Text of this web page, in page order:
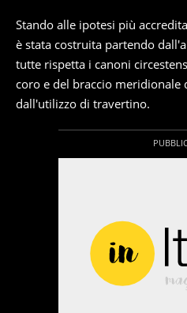
Stando alle ipotesi più
è stata costruita partendo
tutte rispetta i canoni
coro e del braccio meridionale
dall'utilizzo di travertino.